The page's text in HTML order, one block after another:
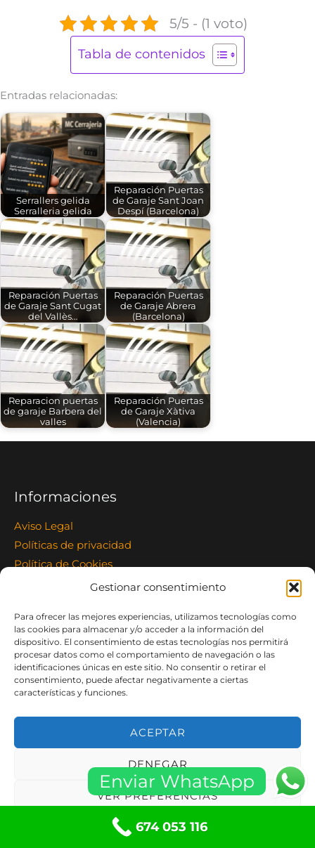
Gestionar consentimiento
Para ofrecer las mejores experiencias, utilizamos tecnologías como
las cookies para almacenar y/o acceder a la información del
dispositivo. El consentimiento de estas tecnologías nos permitirá
procesar datos como el comportamiento de navegación o las
identificaciones únicas en este sitio. No consentir o retirar el
consentimiento, puede afectar negativamente a ciertas
características y funciones.
ACEPTAR
DENEGAR
VER PREFERENCIAS
Política de cookiesPolíticas de privacidad
5/5 - (1 voto)
Tabla de contenidos
Entradas relacionadas:
Serrallers gelida
Serralleria gelida
Reparación Puertas
de Garaje Sant Joan
Despí (Barcelona)
Reparación Puertas
de Garaje Sant Cugat
del Vallès…
Reparación Puertas
de Garaje Abrera
(Barcelona)
Reparacion puertas
de garaje Barbera del
valles
Reparación Puertas
de Garaje Xàtiva
(Valencia)
Informaciones
Aviso Legal
Políticas de privacidad
Política de Cookies
Términos y condiciones
Política de cookies (UE)
Contacte con Nosotros
Carrer Montserrat 9 Local
08960 Sant Just Desvern, Barcelona
info@mccerrajeria24h.com
Enviar WhatsApp
674 053 116